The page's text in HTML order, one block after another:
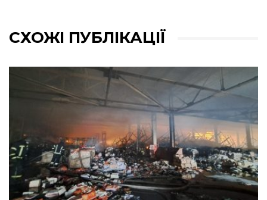
СХОЖІ ПУБЛІКАЦІЇ